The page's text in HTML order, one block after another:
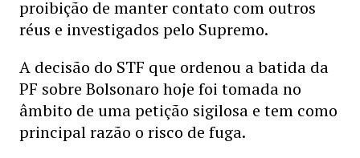
proibição de manter contato com outros
réus e investigados pelo Supremo.
A decisão do STF que ordenou a batida da
PF sobre Bolsonaro hoje foi tomada no
âmbito de uma petição sigilosa e tem como
principal razão o risco de fuga.